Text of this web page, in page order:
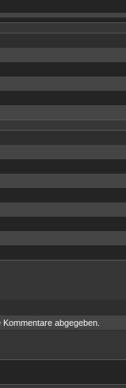
abgegeben.